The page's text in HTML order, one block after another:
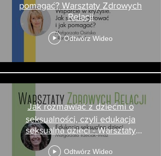
pomagać? Warsztaty Zdrowych
Relacji
Odtwórz Wideo
Jak rozmawiać z dziećmi o
seksualności, czyli edukacja
seksualna dzieci - Warsztaty
Zdrowych Relacji
Odtwórz Wideo